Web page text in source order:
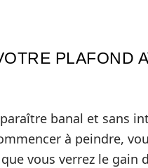
PLAFOND
banal et sans
à peindre,
vous verrez le gain